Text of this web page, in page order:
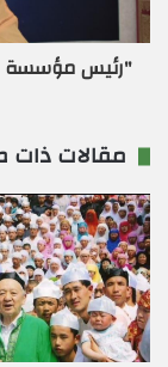
"رئيس مؤسسة
مقالات ذات